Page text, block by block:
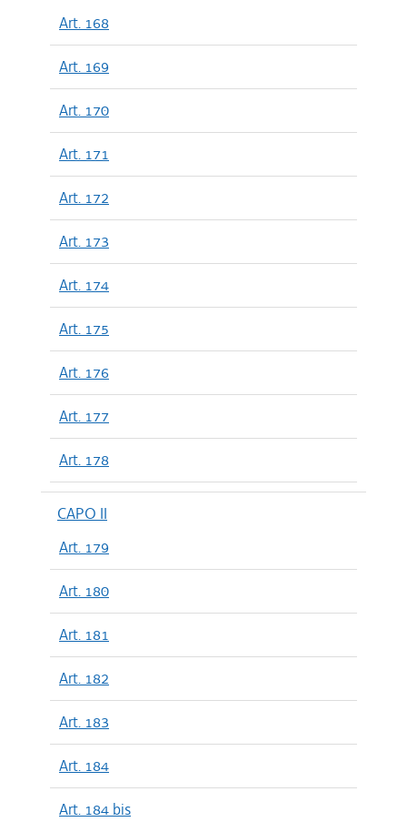
Art. 168
Art. 169
Art. 170
Art. 171
Art. 172
Art. 173
Art. 174
Art. 175
Art. 176
Art. 177
Art. 178
CAPO II
Art. 179
Art. 180
Art. 181
Art. 182
Art. 183
Art. 184
Art. 184 bis